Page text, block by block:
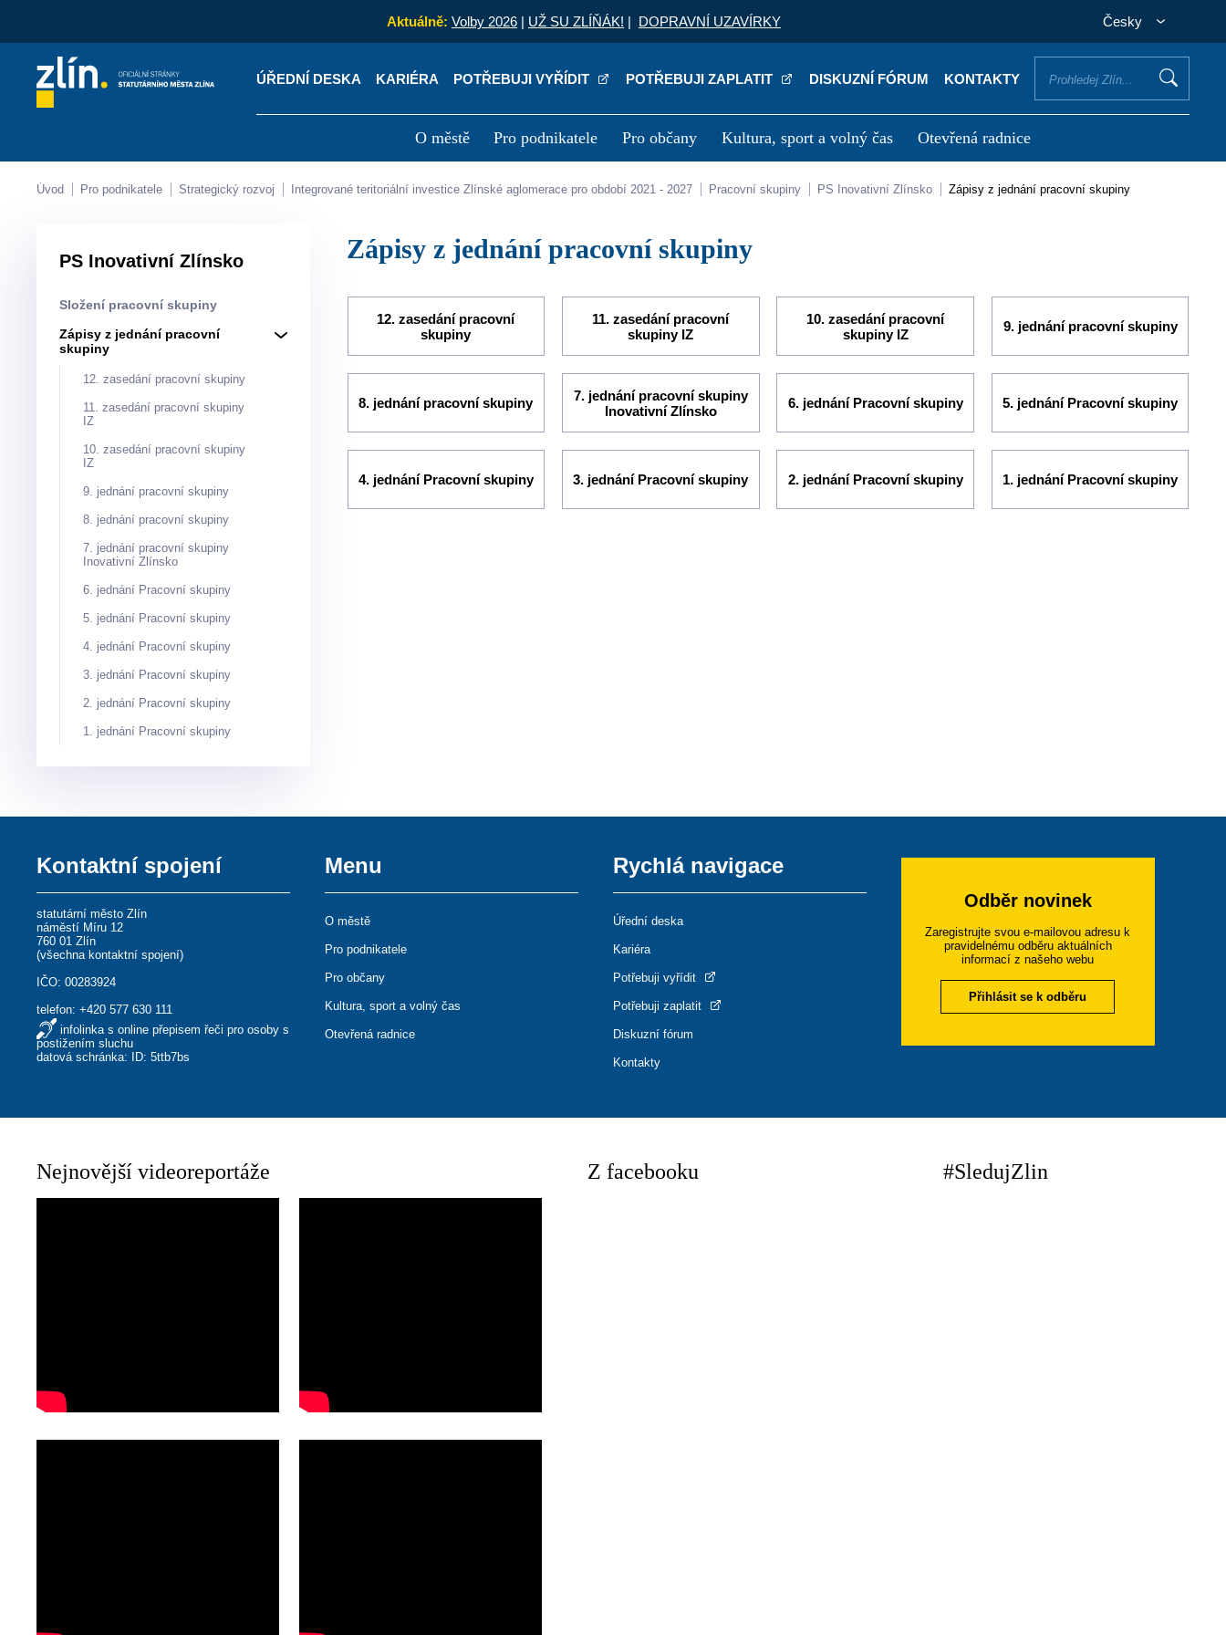
Aktuálně: Volby 2026 | UŽ SU ZLÍŇÁK! | DOPRAVNÍ UZAVÍRKY Česky
ÚŘEDNÍ DESKA KARIÉRA POTŘEBUJI VYŘÍDIT POTŘEBUJI ZAPLATIT DISKUZNÍ FÓRUM KONTAKTY
O městě Pro podnikatele Pro občany Kultura, sport a volný čas Otevřená radnice
Kontakty Úřední deska Kariéra Potřebuji vyřídit Potřebuji zaplatit
Úvod Pro podnikatele Strategický rozvoj Integrované teritoriální investice Zlínské aglomerace pro období 2021 - 2027 Pracovní skupiny PS Inovativní Zlínsko Zápisy z jednání pracovní skupiny
PS Inovativní Zlínsko
Složení pracovní skupiny
Zápisy z jednání pracovní
skupiny
12. zasedání pracovní skupiny
11. zasedání pracovní skupiny
IZ
10. zasedání pracovní skupiny
IZ
9. jednání pracovní skupiny
8. jednání pracovní skupiny
7. jednání pracovní skupiny
Inovativní Zlínsko
6. jednání Pracovní skupiny
5. jednání Pracovní skupiny
4. jednání Pracovní skupiny
3. jednání Pracovní skupiny
2. jednání Pracovní skupiny
1. jednání Pracovní skupiny
Zápisy z jednání pracovní skupiny
12. zasedání pracovní
skupiny
11. zasedání pracovní
skupiny IZ
10. zasedání pracovní
skupiny IZ
9. jednání pracovní skupiny
8. jednání pracovní skupiny
7. jednání pracovní skupiny
Inovativní Zlínsko
6. jednání Pracovní skupiny 5. jednání Pracovní skupiny
4. jednání Pracovní skupiny 3. jednání Pracovní skupiny 2. jednání Pracovní skupiny 1. jednání Pracovní skupiny
Kontaktní spojení
statutární město Zlín
náměstí Míru 12
760 01 Zlín
(všechna kontaktní spojení)
IČO: 00283924
telefon:+420 577 630 111
infolinka s online přepisem řeči pro osoby s
postižením sluchu
datová schránka: ID: 5ttb7bs
Menu
O městě
Pro podnikatele
Pro občany
Kultura, sport a volný čas
Otevřená radnice
Rychlá navigace
Úřední deska
Kariéra
Potřebuji vyřídit
Potřebuji zaplatit
Diskuzní fórum
Kontakty
Odběr novinek
Zaregistrujte svou e-mailovou adresu k
pravidelnému odběru aktuálních
informací z našeho webu
Přihlásit se k odběru
Nejnovější videoreportáže Z facebooku #SledujZlin